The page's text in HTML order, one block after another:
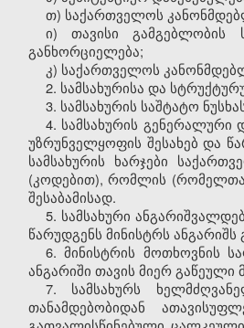
თ) საქართველოს
ი) თავისი გამგებლობის
განხორციელება;
კ) საქართველოს
2. სამსახურისა და
3. სამსახურის საშტატო
4. სამსახურის გენერალური
უზრუნველყოფის შესახებ და
სამსახურის ხარჯები
(კოდებით), რომლის
შესაბამისად.
5. სამსახური
წარუდგენს მინისტრს ანგარიშს
6. მინისტრის მოთხოვნის
ანგარიში თავის მიერ გაწეული
7. სამსახურს
თანამდებობიდან